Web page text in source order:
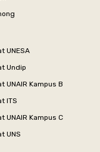
UNESA
Undip
UNAIR Kampus B
ITS
UNAIR Kampus C
UNS